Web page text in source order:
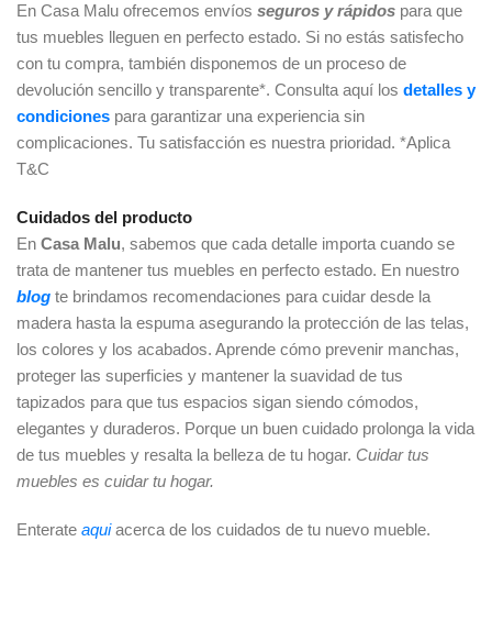
En Casa Malu ofrecemos envíos seguros y rápidos para que
tus muebles lleguen en perfecto estado. Si no estás satisfecho
con tu compra, también disponemos de un proceso de
devolución sencillo y transparente*. Consulta aquí los detalles y
condiciones para garantizar una experiencia sin
complicaciones. Tu satisfacción es nuestra prioridad. *Aplica
T&C
Cuidados del producto
En Casa Malu, sabemos que cada detalle importa cuando se
trata de mantener tus muebles en perfecto estado. En nuestro
blog te brindamos recomendaciones para cuidar desde la
madera hasta la espuma asegurando la protección de las telas,
los colores y los acabados. Aprende cómo prevenir manchas,
proteger las superficies y mantener la suavidad de tus
tapizados para que tus espacios sigan siendo cómodos,
elegantes y duraderos. Porque un buen cuidado prolonga la vida
de tus muebles y resalta la belleza de tu hogar. Cuidar tus
muebles es cuidar tu hogar.
Enterate aqui acerca de los cuidados de tu nuevo mueble.